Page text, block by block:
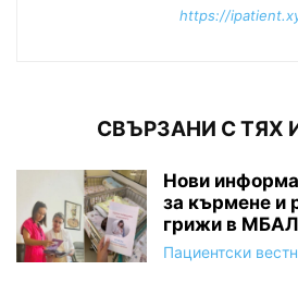
https://
СВЪРЗАНИ С ТЯХ
Нови
за кърмене и
грижи в
Пациентски